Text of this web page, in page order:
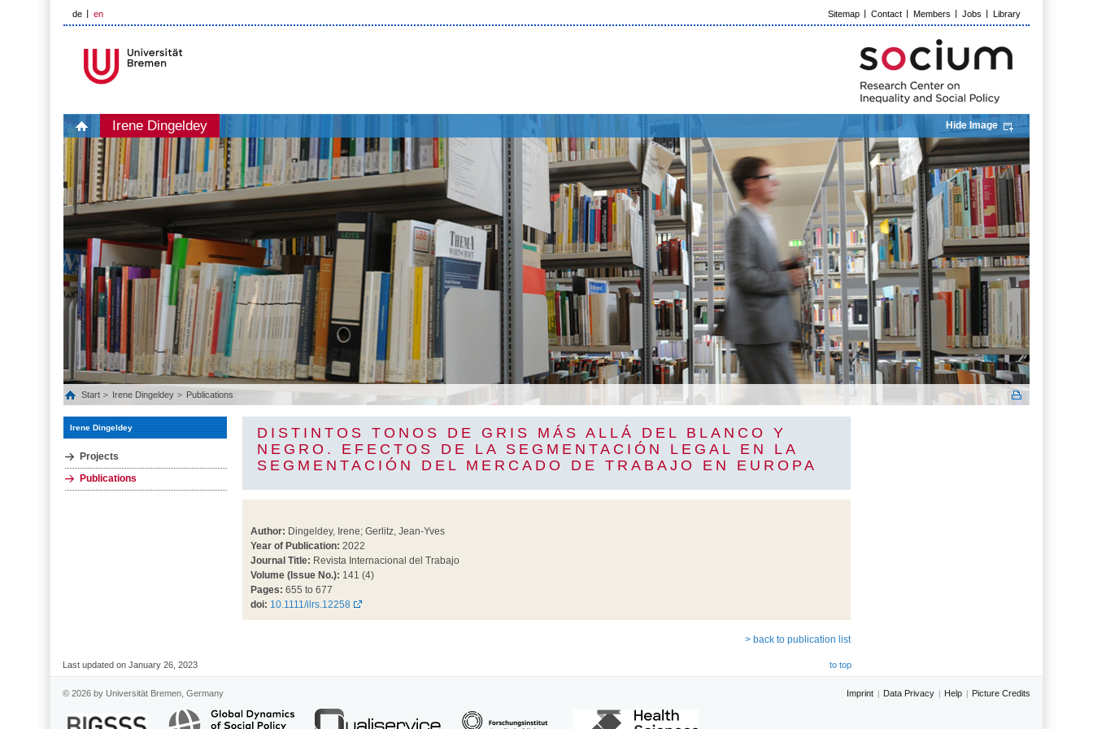
de en Sitemap Contact Members Jobs Library
Irene Dingeldey Hide Image
Start Irene Dingeldey Publications
Irene Dingeldey
Projects
Publications
DISTINTOS TONOS DE GRIS MÁS ALLÁ DEL BLANCO Y
NEGRO. EFECTOS DE LA SEGMENTACIÓN LEGAL EN LA
SEGMENTACIÓN DEL MERCADO DE TRABAJO EN EUROPA
Author: Dingeldey, Irene; Gerlitz, Jean-Yves
Year of Publication: 2022
Journal Title: Revista Internacional del Trabajo
Volume (Issue No.): 141 (4)
Pages: 655 to 677
doi: 10.1111/ilrs.12258
> back to publication list
Last updated on January 26, 2023 to top
© 2026 by Universität Bremen, Germany Imprint Data Privacy Help Picture Credits